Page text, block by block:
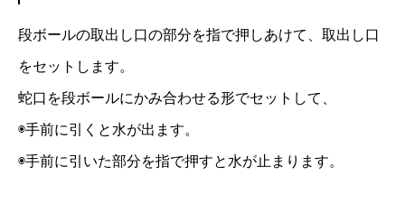
段ボールの取出し口の部分を指で押しあけて、取出し口
をセットします。
蛇口を段ボールにかみ合わせる形でセットして、
◉手前に引くと水が出ます。
◉手前に引いた部分を指で押すと水が止まります。